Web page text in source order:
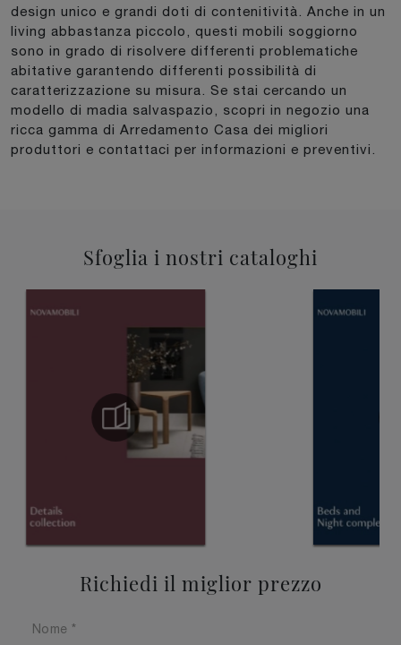
design unico e grandi doti di contenitività. Anche in un
living abbastanza piccolo, questi mobili soggiorno
sono in grado di risolvere differenti problematiche
abitative garantendo differenti possibilità di
caratterizzazione su misura. Se stai cercando un
modello di madia salvaspazio, scopri in negozio una
ricca gamma di Arredamento Casa dei migliori
produttori e contattaci per informazioni e preventivi.
Sfoglia i nostri cataloghi
Richiedi il miglior prezzo